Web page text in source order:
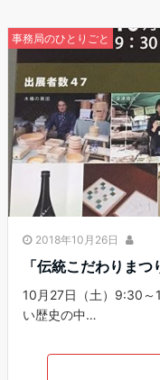
事務局のひとりごと
2018年10月26日
「伝統こだわりま
10月27日（土）9:30
い歴史の中…